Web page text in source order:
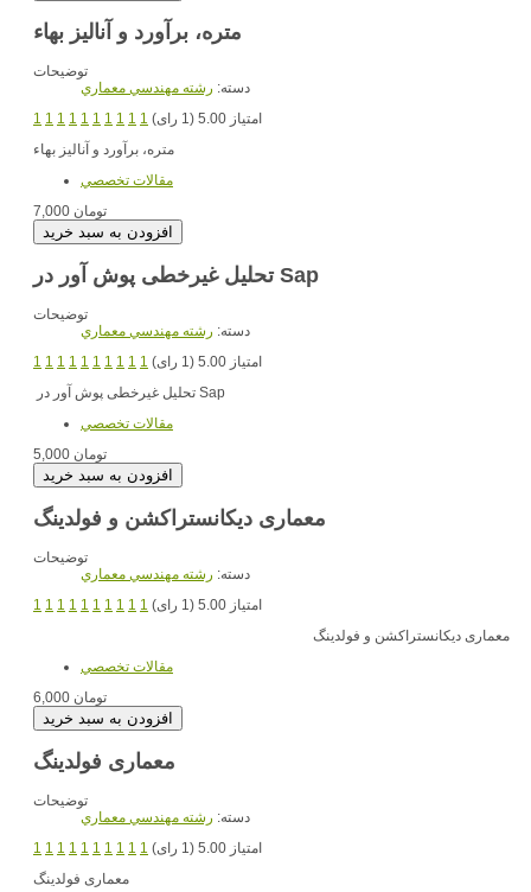
متره، برآورد و آنالیز بهاء
توضیحات
دسته: رشته مهندسي معماري
1 1 1 1 1 1 1 1 1 1
امتیاز 5.00 (1 رای)
متره، برآورد و آنالیز بهاء
مقالات تخصصي
7,000 تومان
تحلیل غیرخطی پوش آور در Sap
توضیحات
دسته: رشته مهندسي معماري
1 1 1 1 1 1 1 1 1 1
امتیاز 5.00 (1 رای)
تحلیل غیرخطی پوش آور در Sap
مقالات تخصصي
5,000 تومان
معماری دیکانستراکشن و فولدینگ
توضیحات
دسته: رشته مهندسي معماري
1 1 1 1 1 1 1 1 1 1
امتیاز 5.00 (1 رای)
معماری دیکانستراکشن و فولدینگ
مقالات تخصصي
6,000 تومان
معماری فولدینگ
توضیحات
دسته: رشته مهندسي معماري
1 1 1 1 1 1 1 1 1 1
امتیاز 5.00 (1 رای)
معماری فولدینگ